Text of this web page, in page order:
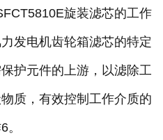
旋装滤芯的工作
发电机齿轮箱滤芯的特定
护元件的上游，以滤除工
质，有效控制工作介质的